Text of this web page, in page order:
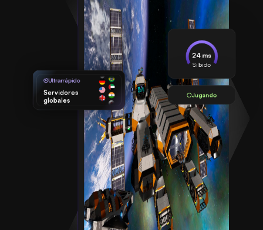
Ultrarrápido
Servidores
globales
24 ms
Silbido
Jugando